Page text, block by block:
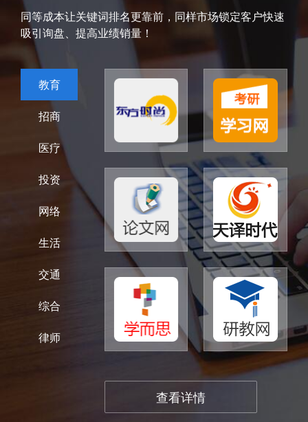
同等成本让关键词排名更靠前，同样市场锁定客户快速
吸引询盘、提高业绩销量！
教育
招商
医疗
投资
网络
生活
交通
综合
律师
查看详情